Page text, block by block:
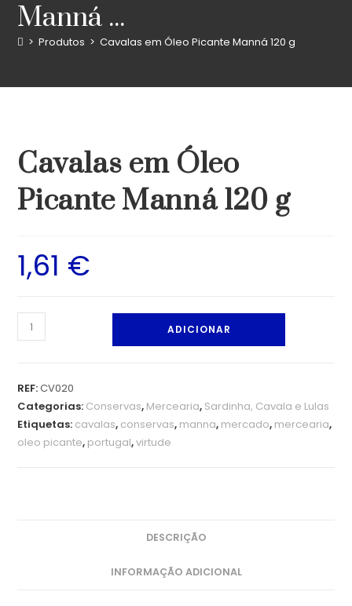
Manná ...
> Produtos > Cavalas em Óleo Picante Manná 120 g
Cavalas em Óleo
Picante Manná 120 g
1,61 €
ADICIONAR
REF:CV020
Categorias: Conservas, Mercearia, Sardinha, Cavala e Lulas
Etiquetas: cavalas, conservas, manna, mercado, mercearia,
oleo picante, portugal,virtude
DESCRIÇÃO
INFORMAÇÃO ADICIONAL